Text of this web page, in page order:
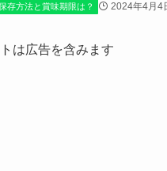
存方法と賞味期限は？ 2024年4月4
は広告を含みます